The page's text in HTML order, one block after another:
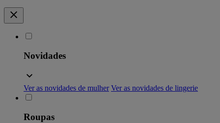
Novidades
Ver as novidades de mulher Ver as novidades de lingerie
Roupas